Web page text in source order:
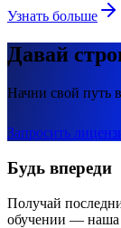
Узнать больше
Давай
Начни свой путь
Запросить
Будь впереди
Получай
обучении — наша